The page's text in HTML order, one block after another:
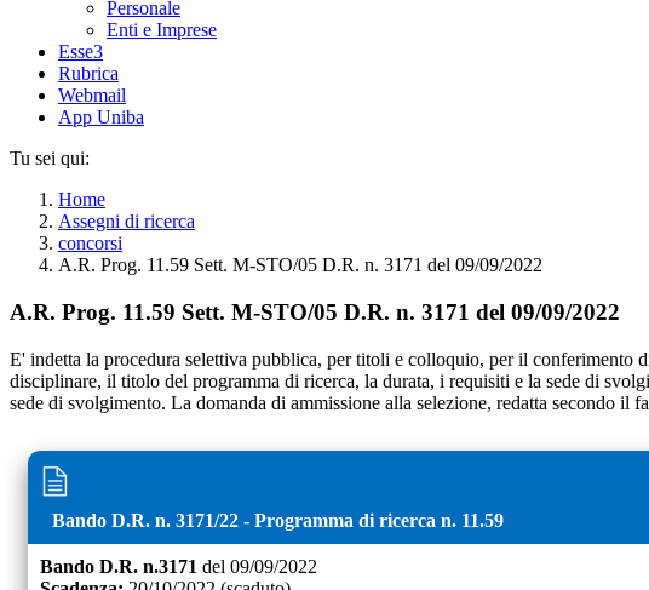
Personale
Enti e Imprese
Esse3
Rubrica
Webmail
App Uniba
Tu sei qui:
Home
Assegni di ricerca
concorsi
A.R. Prog. 11.59 Sett. M-STO/05 D.R. n. 3171 del 09/09/2022
A.R. Prog. 11.59 Sett. M-STO/05 D.R. n. 3171 del 09/09/2022
E' indetta la procedura selettiva pubblica, per titoli e colloquio, per il
disciplinare, il titolo del programma di ricerca, la durata, i requisiti e la sede di
sede di svolgimento. La domanda di ammissione alla selezione, redatta secondo il
Bando D.R. n. 3171/22 - Programma di ricerca n. 11.59
Bando D.R. n.3171 del 09/09/2022